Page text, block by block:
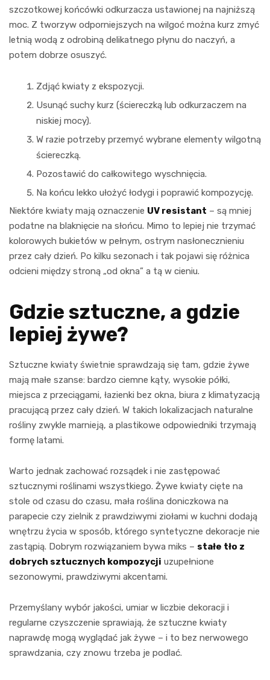
szczotkowej końcówki odkurzacza ustawionej na najniższą
moc. Z tworzyw odporniejszych na wilgoć można kurz zmyć
letnią wodą z odrobiną delikatnego płynu do naczyń, a
potem dobrze osuszyć.
Zdjąć kwiaty z ekspozycji.
Usunąć suchy kurz (ściereczką lub odkurzaczem na
niskiej mocy).
W razie potrzeby przemyć wybrane elementy wilgotną
ściereczką.
Pozostawić do całkowitego wyschnięcia.
Na końcu lekko ułożyć łodygi i poprawić kompozycję.
Niektóre kwiaty mają oznaczenie UV resistant – są mniej
podatne na blaknięcie na słońcu. Mimo to lepiej nie trzymać
kolorowych bukietów w pełnym, ostrym nasłonecznieniu
przez cały dzień. Po kilku sezonach i tak pojawi się różnica
odcieni między stroną „od okna” a tą w cieniu.
Gdzie sztuczne, a gdzie
lepiej żywe?
Sztuczne kwiaty świetnie sprawdzają się tam, gdzie żywe
mają małe szanse: bardzo ciemne kąty, wysokie półki,
miejsca z przeciągami, łazienki bez okna, biura z klimatyzacją
pracującą przez cały dzień. W takich lokalizacjach naturalne
rośliny zwykle marnieją, a plastikowe odpowiedniki trzymają
formę latami.
Warto jednak zachować rozsądek i nie zastępować
sztucznymi roślinami wszystkiego. Żywe kwiaty cięte na
stole od czasu do czasu, mała roślina doniczkowa na
parapecie czy zielnik z prawdziwymi ziołami w kuchni dodają
wnętrzu życia w sposób, którego syntetyczne dekoracje nie
zastąpią. Dobrym rozwiązaniem bywa miks – stałe tło z
dobrych sztucznych kompozycji uzupełnione
sezonowymi, prawdziwymi akcentami.
Przemyślany wybór jakości, umiar w liczbie dekoracji i
regularne czyszczenie sprawiają, że sztuczne kwiaty
naprawdę mogą wyglądać jak żywe – i to bez nerwowego
sprawdzania, czy znowu trzeba je podlać.